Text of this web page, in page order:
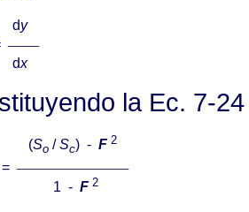
y
x
la Ec. 7-
So /Sc) - F 2
- F 2